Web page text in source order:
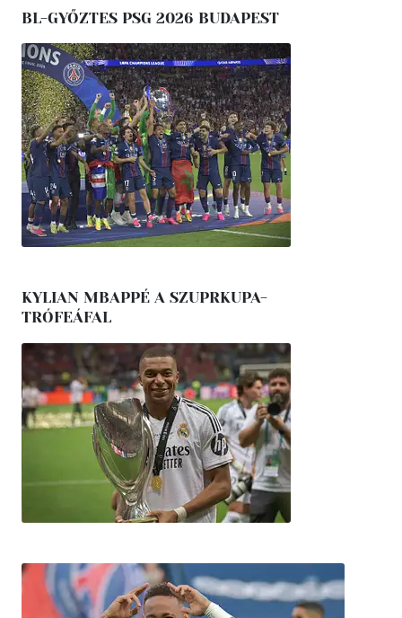
BL-GYŐZTES PSG 2026 BUDAPEST
KYLIAN MBAPPÉ A SZUPRKUPA-
TRÓFEÁFAL